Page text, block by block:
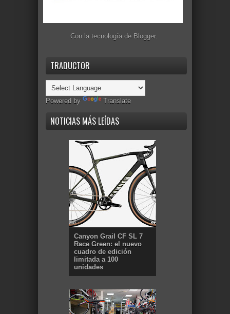
Con la tecnología de Blogger.
TRADUCTOR
Powered by Translate
NOTICIAS MÁS LEÍDAS
Canyon Grail CF SL 7
Race Green: el nuevo
cuadro de edición
limitada a 100
unidades